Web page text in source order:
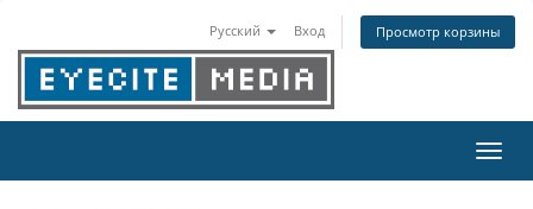
Русский Вход Просмотр корзины